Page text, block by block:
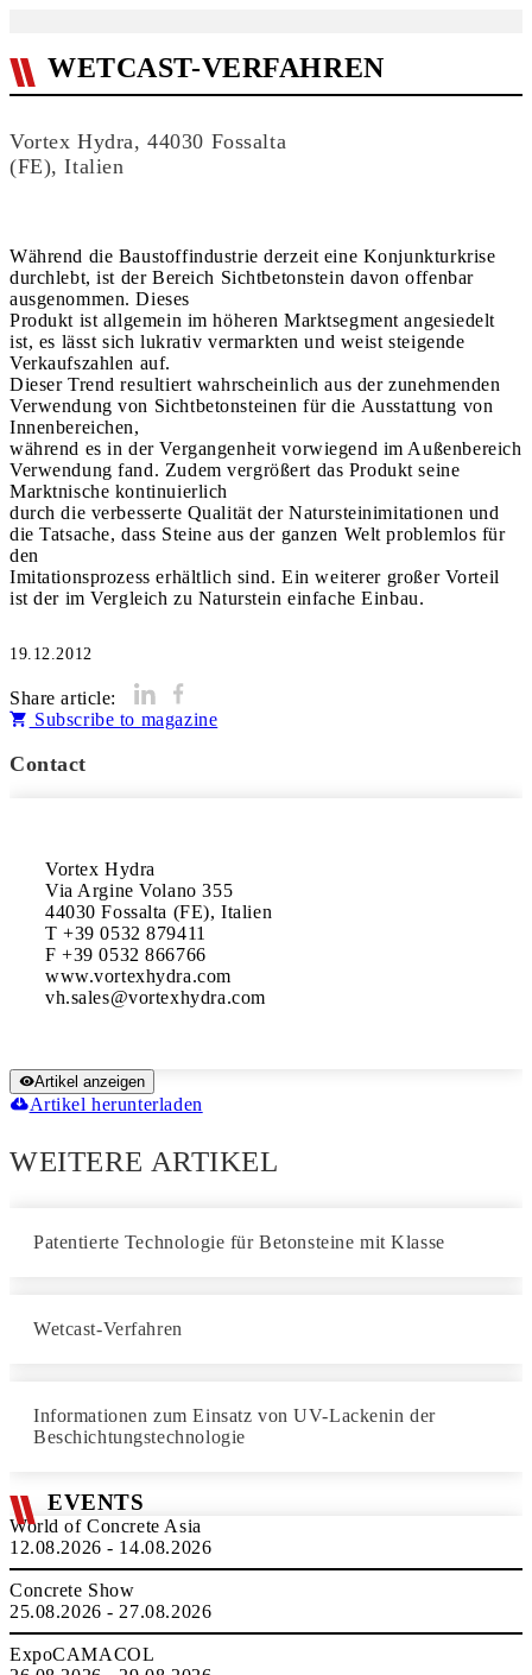
WETCAST-VERFAHREN
Vortex Hydra, 44030 Fossalta
(FE), Italien
Während die Baustoffindustrie derzeit eine Konjunkturkrise
durchlebt, ist der Bereich Sichtbetonstein davon offenbar
ausgenommen. Dieses
Produkt ist allgemein im höheren Marktsegment angesiedelt
ist, es lässt sich lukrativ vermarkten und weist steigende
Verkaufszahlen auf.
Dieser Trend resultiert wahrscheinlich aus der zunehmenden
Verwendung von Sichtbetonsteinen für die Ausstattung von
Innenbereichen,
während es in der Vergangenheit vorwiegend im Außenbereich
Verwendung fand. Zudem vergrößert das Produkt seine
Marktnische kontinuierlich
durch die verbesserte Qualität der Natursteinimitationen und
die Tatsache, dass Steine aus der ganzen Welt problemlos für
den
Imitationsprozess erhältlich sind. Ein weiterer großer Vorteil
ist der im Vergleich zu Naturstein einfache Einbau.
19.12.2012
Share article:
Subscribe to magazine
Contact
Vortex Hydra
Via Argine Volano 355
44030 Fossalta (FE), Italien
T +39 0532 879411
F +39 0532 866766
www.vortexhydra.com
Artikel anzeigen
Artikel herunterladen
WEITERE ARTIKEL
Patentierte Technologie für Betonsteine mit Klasse
Wetcast-Verfahren
Informationen zum Einsatz von UV-Lackenin der
Beschichtungstechnologie
EVENTS
World of Concrete Asia
12.08.2026 - 14.08.2026
Concrete Show
25.08.2026 - 27.08.2026
ExpoCAMACOL